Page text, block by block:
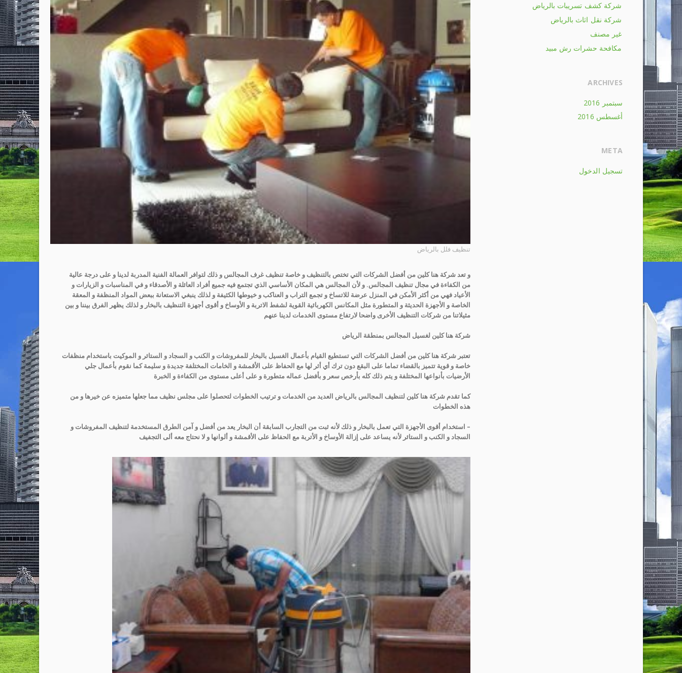
تنظيف فلل بالرياض
و تعد شركة هنا كلين من أفضل الشركات التي تختص بالتنظيف و خاصة تنظيف غرف المجالس و ذلك لتوافر العمالة الفنية المدربة لدينا و على درجة عالية
من الكفاءة في مجال تنظيف المجالس. و لأن المجالس هي المكان الأساسي الذي تجتمع فيه جميع أفراد العائلة و الأصدقاء و في المناسبات و الزيارات و
الأعياد فهي من أكثر الأمكن في المنزل عرضة للاتساخ و تجمع التراب و العناكب و خيوطها الكثيفة و لذلك ينبغي الاستعانة ببعض المواد المنظفة و المعقة
الخاصة و الأجهزة الحديثة و المتطورة مثل المكانس الكهربائية القوية لشفط الاتربة و الأوساخ و أقوى أجهزة التنظيف بالبخار و لذلك يظهر الفرق بيننا و بين
مثيلاتنا من شركات التنظيف الأخرى واضحا لارتفاع مستوى الخدمات لدينا عنهم
شركة هنا كلين لغسيل المجالس بمنطقة الرياض
تعتبر شركة هنا كلين من أفضل الشركات التي تستطيع القيام بأعمال الغسيل بالبخار للمفروشات و الكنب و السجاد و الستائر و الموكيت باستخدام منظفات
خاصة و قوية تتميز بالقضاء تماما على البقع دون ترك أي أثر لها مع الحفاظ على الأقمشة و الخامات المختلفة جديدة و سليمة كما نقوم بأعمال جلي
الأرضيات بأنواعها المختلفة و يتم ذلك كله بأرخص سعر و بأفضل عماله متطورة و على أعلى مستوى من الكفاءة و الخبرة
كما تقدم شركة هنا كلين لتنظيف المجالس بالرياض العديد من الخدمات و ترتيب الخطوات لتحصلوا على مجلس نظيف مما جعلها متميزه عن خيرها و من
هذه الخطوات
– استخدام أقوى الأجهزة التي تعمل بالبخار و ذلك لأنه ثبت من التجارب السابقة أن البخار يعد من أفضل و آمن الطرق المستخدمة لتنظيف المفروشات و
السجاد و الكنب و الستائر لأنه يساعد على إزالة الأوساخ و الأتربة مع الحفاظ على الأقمشة و ألوانها و لا نحتاج معه ألى التجفيف
شركة كشف تسريبات بالرياض
شركة نقل اثاث بالرياض
غير مصنف
مكافحة حشرات رش مبيد
ARCHIVES
سبتمبر 2016
أغسطس 2016
META
تسجيل الدخول